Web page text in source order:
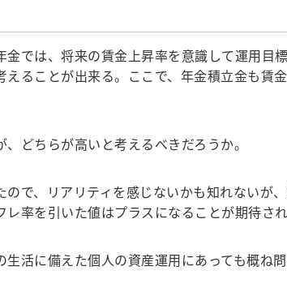
では、将来の賃金上昇率を意識して運用目
ることが出来る。ここで、年金積立金も
どちらが高いと考えるべきだろうか。
で、リアリティを感じないかも知れないが
率を引いた値はプラスになることが期待され
活に備えた個人の資産運用にあっても概ね